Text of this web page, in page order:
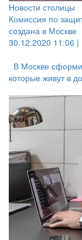
Новости столицы
Комиссия по
создана в Москве
30.12.2020 11:06 |
В Москве
которые живут в